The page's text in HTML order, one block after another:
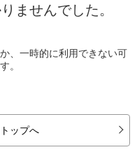
ませんでした。
、一時的に利用できない可
。
ップへ